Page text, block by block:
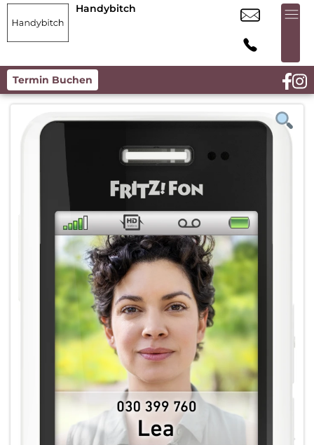
Handybitch
Termin Buchen